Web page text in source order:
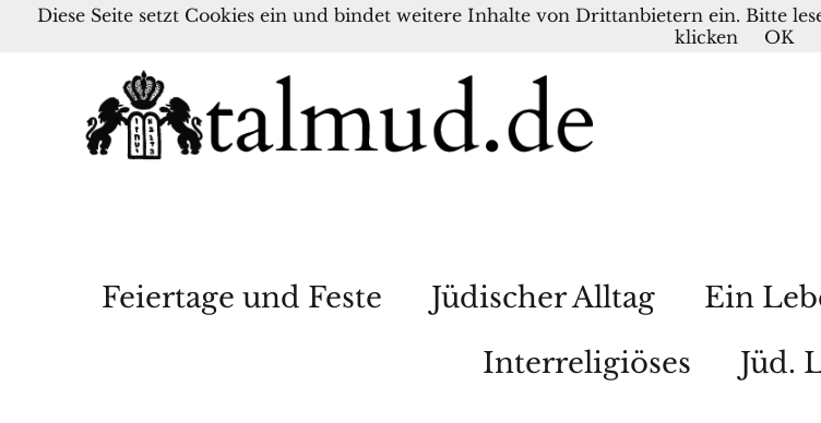
Feiertage und Feste Jüdischer Alltag Ein
Interreligiöses
Jüd.
Diese Seite setzt Cookies ein und bindet weitere Inhalte von Drittanbietern ein. Bitte
klicken
OK